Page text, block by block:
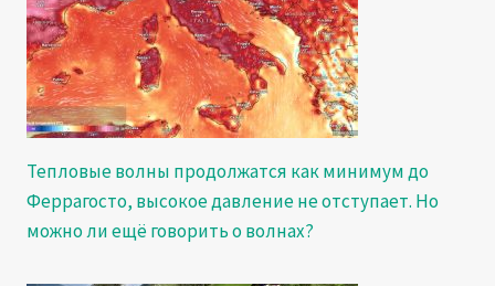
Тепловые волны продолжатся как минимум до
Феррагосто, высокое давление не отступает. Но
можно ли ещё говорить о волнах?